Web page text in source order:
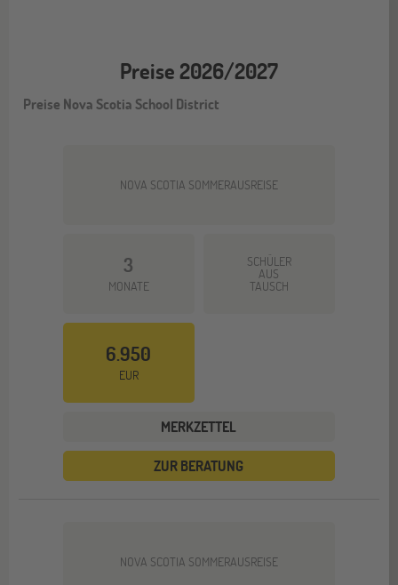
Preise 2026/2027
Preise Nova Scotia School District
NOVA SCOTIA SOMMERAUSREISE
3
MONATE
SCHÜLER
AUS
TAUSCH
6.950
EUR
MERKZETTEL
ZUR BERATUNG
NOVA SCOTIA SOMMERAUSREISE